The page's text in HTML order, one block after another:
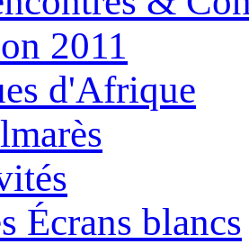
2011
d'Afrique
Écrans blancs